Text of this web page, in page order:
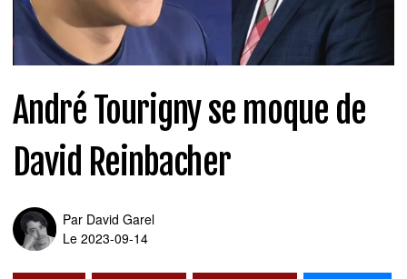
André Tourigny se moque de
David Reinbacher
Par David Garel
Le 2023-09-14